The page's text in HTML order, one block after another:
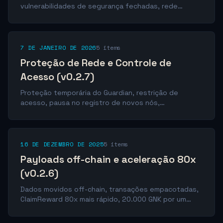
vulnerabilidades de segurança fechadas, rede
7 DE JANEIRO DE 20265 items
Proteção de Rede e Controle de
Acesso (v0.2.7)
Proteção temporária do Guardian, restrição de
acesso, pausa no registro de novos nós,
16 DE DEZEMBRO DE 20255 items
Payloads off-chain e aceleração 80x
(v0.2.6)
Dados movidos off-chain, transações empacotadas,
ClaimReward 80x mais rápido, 20.000 GNK por um